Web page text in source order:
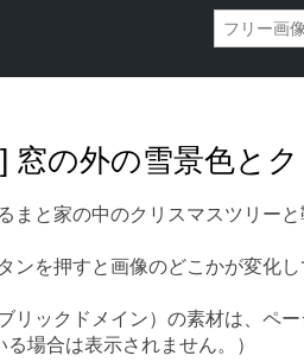
窓の外の雪景色と
まと家の中のクリスマスツリー
ンを押すと画像のどこかが変化
リックドメイン）の素材は、ペ
場合は表示されません。）